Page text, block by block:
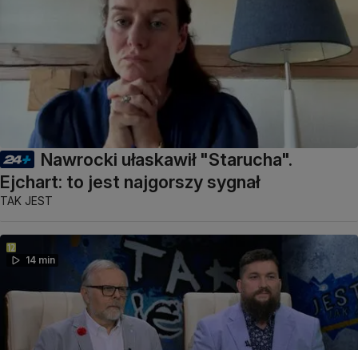
Nawrocki ułaskawił "Starucha".
Ejchart: to jest najgorszy sygnał
TAK JEST
14 min